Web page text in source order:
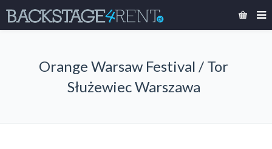
Orange Warsaw Festival / Tor
Służewiec Warszawa